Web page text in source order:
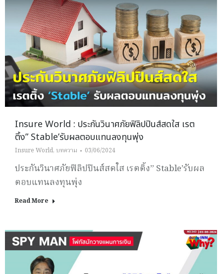
Insure World : ประกันวินาศภัยฟิลิปปินส์สดใส เรต
ติ้ง” Stable’รับผลตอบแทนลงทุนพุ่ง
Insure World, บทความ 03/06/2024
ประกันวินาศภัยฟิลิปปินส์สดใส เรตติ้ง” Stable’รับผล
ตอบแทนลงทุนพุ่ง
Read More